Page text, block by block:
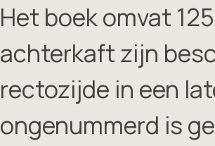
Het boek omvat
achterkaft zijn
rectozijde in een
ongenummerd is